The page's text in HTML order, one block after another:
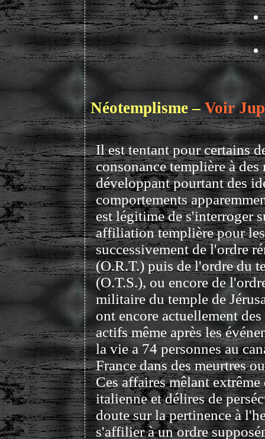
Néotemplisme –Voir
Il est tentant pour certains
consonance templière à des
développant pourtant des
comportements
est légitime de s'interroger
affiliation templière pour
successivement de l'ordre
(O.R.T.) puis de l'ordre du
(O.T.S.), ou encore de
militaire du temple de
ont encore actuellement
actifs même après les
la vie a 74 personnes au
France dans des meurtres
Ces affaires mêlant
italienne et délires de
doute sur la pertinence à
s'affilier à un ordre